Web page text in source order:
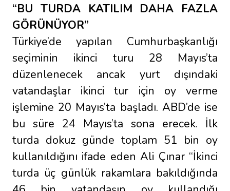
“BU TURDA KATILIM DAHA FAZLA
GÖRÜNÜYOR”
Türkiye’de yapılan Cumhurbaşkanlığı
seçiminin ikinci turu 28 Mayıs’ta
düzenlenecek ancak yurt dışındaki
vatandaşlar ikinci tur için oy verme
işlemine 20 Mayıs’ta başladı. ABD’de ise
bu süre 24 Mayıs’ta sona erecek. İlk
turda dokuz günde toplam 51 bin oy
kullanıldığını ifade eden Ali Çınar “İkinci
turda üç günlük rakamlara bakıldığında